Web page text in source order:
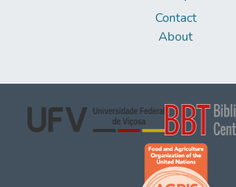
Contact
About